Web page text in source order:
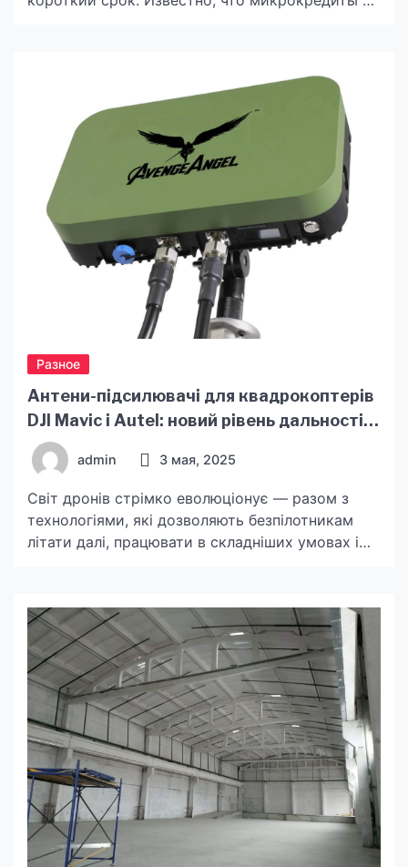
финансовой системы. Вот несколько главных
преимуществ микрокредитов. Доступность
Микрокредиты позволяют людям с низким
уровнем дохода получить доступ к
финансовым ресурсам, которые им ранее были
недоступны. Это особенно […]
Разное
Антени-підсилювачі для квадрокоптерів
DJI Mavic і Autel: новий рівень дальності
та захисту від РЕБ
admin 3 мая, 2025
Світ дронів стрімко еволюціонує — разом з
технологіями, які дозволяють безпілотникам
літати далі, працювати в складніших умовах і
де на перший план виходить боротьба за сигнал
— чи то в польових військових умовах, чи в
складному урбаністичному середовищі —
антени-підсилювачі на сайті https://bezpeka-
veritas.com.ua/pidsyliuvachi-syhnalu/ […]